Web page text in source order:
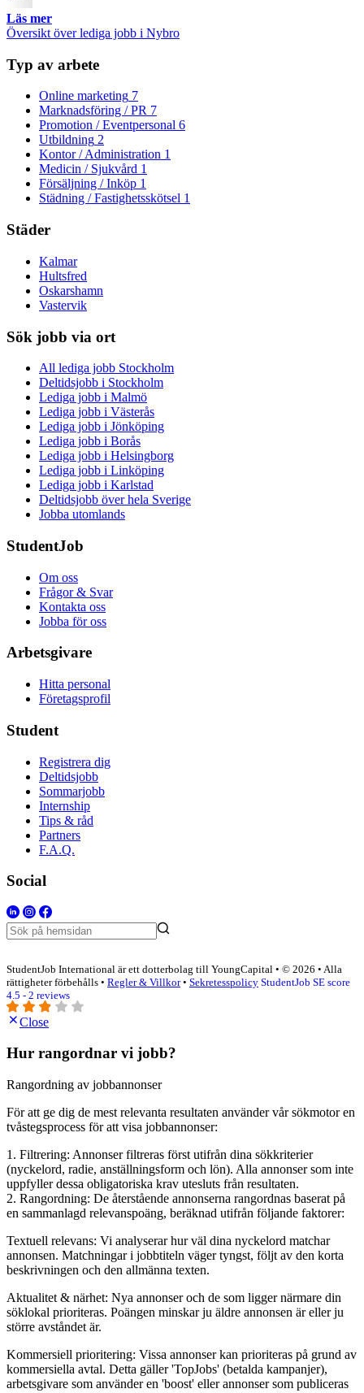
Läs mer
Översikt över lediga jobb i Nybro
Typ av arbete
Online marketing 7
Marknadsföring / PR 7
Promotion / Eventpersonal 6
Utbildning 2
Kontor / Administration 1
Medicin / Sjukvård 1
Försäljning / Inköp 1
Städning / Fastighetsskötsel 1
Städer
Kalmar
Hultsfred
Oskarshamn
Vastervik
Sök jobb via ort
All lediga jobb Stockholm
Deltidsjobb i Stockholm
Lediga jobb i Malmö
Lediga jobb i Västerås
Lediga jobb i Jönköping
Lediga jobb i Borås
Lediga jobb i Helsingborg
Lediga jobb i Linköping
Lediga jobb i Karlstad
Deltidsjobb över hela Sverige
Jobba utomlands
StudentJob
Om oss
Frågor & Svar
Kontakta oss
Jobba för oss
Arbetsgivare
Hitta personal
Företagsprofil
Student
Registrera dig
Deltidsjobb
Sommarjobb
Internship
Tips & råd
Partners
F.A.Q.
Social
StudentJob International är ett dotterbolag till YoungCapital • © 2026 • Alla
rättigheter förbehålls • Regler & Villkor• Sekretesspolicy StudentJob SE score
4.5 - 2 reviews
Close
Hur rangordnar vi jobb?
Rangordning av jobbannonser
För att ge dig de mest relevanta resultaten använder vår sökmotor en
tvåstegsprocess för att visa jobbannonser:
1. Filtrering: Annonser filtreras först utifrån dina sökkriterier
(nyckelord, radie, anställningsform och lön). Alla annonser som inte
uppfyller dessa obligatoriska krav utesluts från resultaten.
2. Rangordning: De återstående annonserna rangordnas baserat på
en sammanlagd relevanspoäng, beräknad utifrån följande faktorer:
Textuell relevans: Vi analyserar hur väl dina nyckelord matchar
annonsen. Matchningar i jobbtiteln väger tyngst, följt av den korta
beskrivningen och den allmänna texten.
Aktualitet & närhet: Nya annonser och de som ligger närmare din
söklokal prioriteras. Poängen minskar ju äldre annonsen är eller ju
större avståndet är.
Kommersiell prioritering: Vissa annonser kan prioriteras på grund av
kommersiella avtal. Detta gäller 'TopJobs' (betalda kampanjer),
arbetsgivare som använder en 'boost' eller annonser som publiceras